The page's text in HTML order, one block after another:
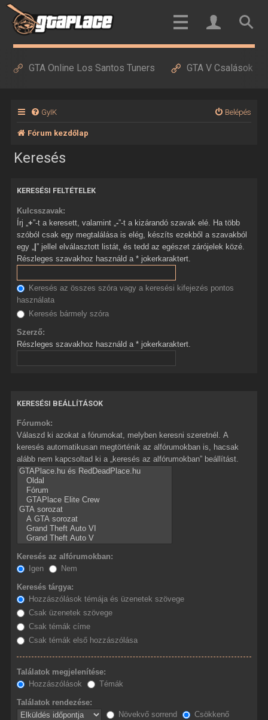
GTA Online Los Santos Tuners GTA V Csalások
GyIK Belépés
Fórum kezdőlap
Keresés
KERESÉSI FELTÉTELEK
Kulcsszavak:
Írj „ +”-t a keresett, valamint „ -”-t a kizárandó szavak elé. Ha több
szóból csak egy megtalálása is elég, készíts ezekből a szavakból
egy „ |” jellel elválasztott listát, és tedd az egészet zárójelek közé.
Részleges szavakhoz használd a * jokerkaraktert.
Keresés az összes szóra vagy a keresési kifejezés pontos
használata
Keresés bármely szóra
Szerző:
Részleges szavakhoz használd a * jokerkaraktert.
KERESÉSI BEÁLLÍTÁSOK
Fórumok:
Válaszd ki azokat a fórumokat, melyben keresni szeretnél. A
keresés automatikusan megtörténik az alfórumokban is, hacsak
alább nem kapcsoltad ki a „keresés az alfórumokban” beállítást.
Keresés az alfórumokban:
Igen
Nem
Keresés tárgya:
Hozzászólások témája és üzenetek szövege
Csak üzenetek szövege
Csak témák címe
Csak témák első hozzászólása
Találatok megjelenítése:
Hozzászólások
Témák
Találatok rendezése:
Növekvő sorrend
Csökkenő